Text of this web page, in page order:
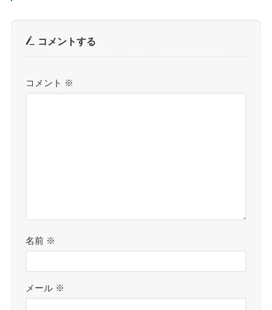
コメントする
コメント ※
名前 ※
メール ※